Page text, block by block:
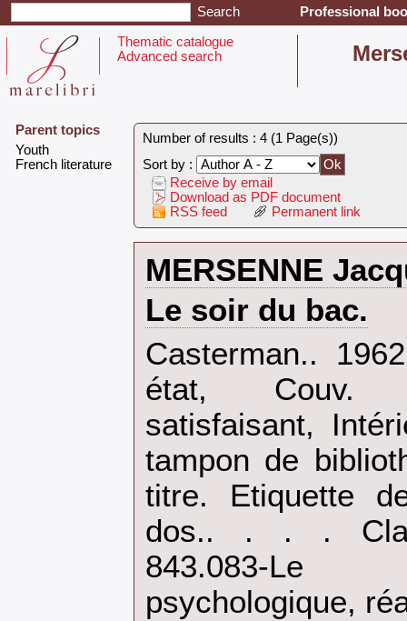
Professional
Thematic catalogue
Advanced search
Parent topics
‎Youth‎
‎French literature‎
Number of results : 4 (1 Page(s))
Sort by :
Receive by email
Download as PDF document
RSS feed
Permanent link
‎MERSENNE
‎Le soir du bac.‎
‎Casterman..
état, Couv.
satisfaisant,
tampon de
titre. Etiquette
dos.. . . .
843.083-
psychologique,